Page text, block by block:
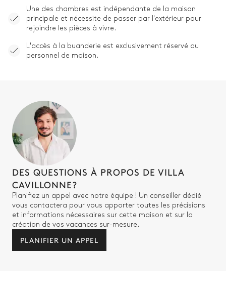
Une des chambres est indépendante de la maison
principale et nécessite de passer par l'extérieur pour
rejoindre les pièces à vivre.
L'accès à la buanderie est exclusivement réservé au
personnel de maison.
DES QUESTIONS À PROPOS DE VILLA
CAVILLONNE?
Planifiez un appel avec notre équipe ! Un conseiller dédié
vous contactera pour vous apporter toutes les précisions
et informations nécessaires sur cette maison et sur la
création de vos vacances sur-mesure.
PLANIFIER UN APPEL